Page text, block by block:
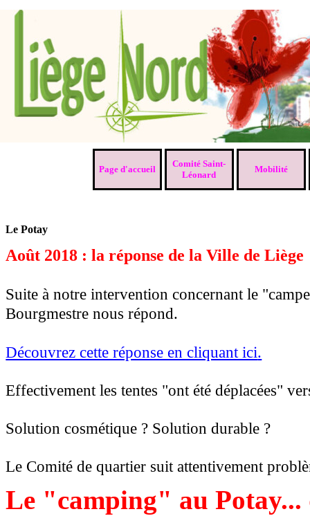
Page d'accueil
Comité Saint-
Léonard
▼
Mobilité
Le Potay
Août 2018 : la réponse de la Ville de Liège
Suite à notre intervention concernant le
Bourgmestre nous répond.
Découvrez cette réponse en cliquant ici.
Effectivement les tentes "ont été déplacées"
Solution cosmétique ? Solution durable ?
Le Comité de quartier suit attentivement
Le "camping" au